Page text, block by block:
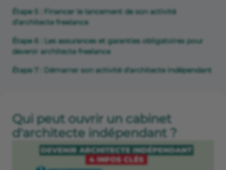
Étape 5 : Financer le lancement de son activité
d’architecte freelance
Étape 6 : Les assurances et garanties obligatoires pour
devenir architecte freelance
Étape 7 : Démarrer son activité d'architecte indépendant
Qui peut ouvrir un cabinet
d'architecte indépendant ?